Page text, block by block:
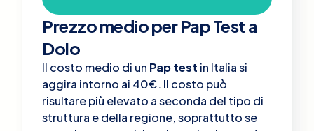
Prezzo medio per Pap Test a
Dolo
Il costo medio di un Pap test in Italia si
aggira intorno ai 40€. Il costo può
risultare più elevato a seconda del tipo di
struttura e della regione, soprattutto se